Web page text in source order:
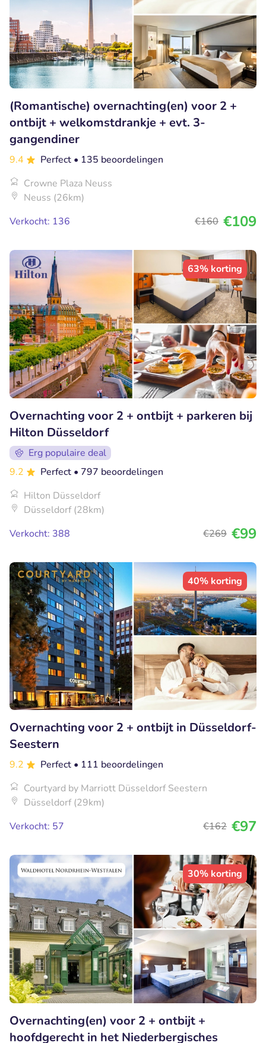
(Romantische) overnachting(en) voor 2 +
ontbijt + welkomstdrankje + evt. 3-
gangendiner
9.4 Perfect • 135 beoordelingen
Crowne Plaza Neuss
Neuss (26km)
Verkocht: 136
€160 €109
63% korting
Overnachting voor 2 + ontbijt + parkeren bij
Hilton Düsseldorf
Erg populaire deal
9.2
Perfect • 797 beoordelingen
Hilton Düsseldorf
Düsseldorf (28km)
Verkocht: 388
€269 €99
40% korting
Overnachting voor 2 + ontbijt in Düsseldorf-
Seestern
9.2 Perfect • 111 beoordelingen
Courtyard by Marriott Düsseldorf Seestern
Düsseldorf (29km)
Verkocht: 57
€162 €97
30% korting
Overnachting(en) voor 2 + ontbijt +
hoofdgerecht in het Niederbergisches